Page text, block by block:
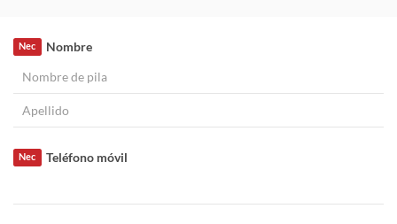
Nombre
Nec
Teléfono móvil
Nec